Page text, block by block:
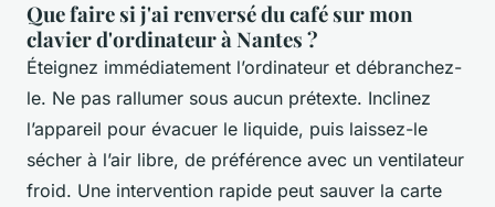
Que faire si j'ai renversé du café sur mon
clavier d'ordinateur à Nantes ?
Éteignez immédiatement l’ordinateur et débranchez-
le. Ne pas rallumer sous aucun prétexte. Inclinez
l’appareil pour évacuer le liquide, puis laissez-le
sécher à l’air libre, de préférence avec un ventilateur
froid. Une intervention rapide peut sauver la carte